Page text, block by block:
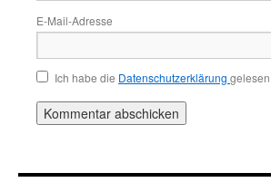
E-Mail-Adresse
Ich habe die Datenschutzerklärung